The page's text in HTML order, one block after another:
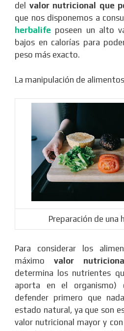
del valor nutricional que
que nos disponemos a
herbalife poseen un alto
bajos en calorías para
peso más exacto.
La manipulación de
Preparación de una
Para considerar los
máximo valor
determina los nutrientes
aporta en el organismo)
defender primero que
estado natural, ya que son
valor nutricional mayor y